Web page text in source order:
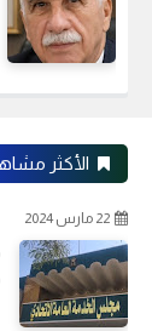
الأكثر
22 مارس 2024